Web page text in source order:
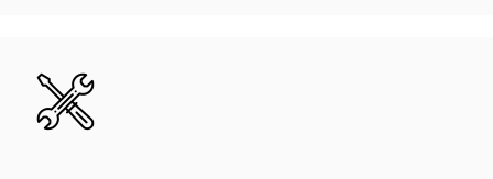
Bild